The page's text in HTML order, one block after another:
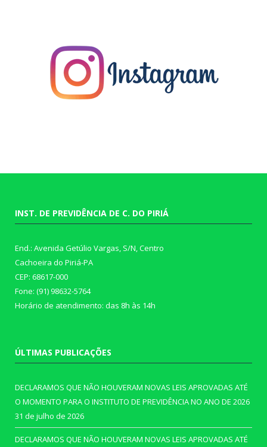
INST. DE PREVIDÊNCIA DE C. DO PIRIÁ
End.: Avenida Getúlio Vargas, S/N, Centro
Cachoeira do Piriá-PA
CEP: 68617-000
Fone: (91) 98632-5764
Horário de atendimento: das 8h às 14h
ÚLTIMAS PUBLICAÇÕES
DECLARAMOS QUE NÃO HOUVERAM NOVAS LEIS APROVADAS ATÉ
O MOMENTO PARA O INSTITUTO DE PREVIDÊNCIA NO ANO DE 2026
31 de julho de 2026
DECLARAMOS QUE NÃO HOUVERAM NOVAS LEIS APROVADAS ATÉ